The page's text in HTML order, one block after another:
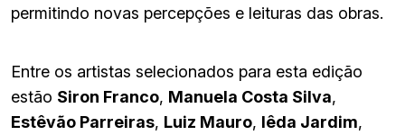
permitindo novas percepções e leituras das obras.
Entre os artistas selecionados para esta edição
estão Siron Franco, Manuela Costa Silva,
Estêvão Parreiras, Luiz Mauro, Iêda Jardim,